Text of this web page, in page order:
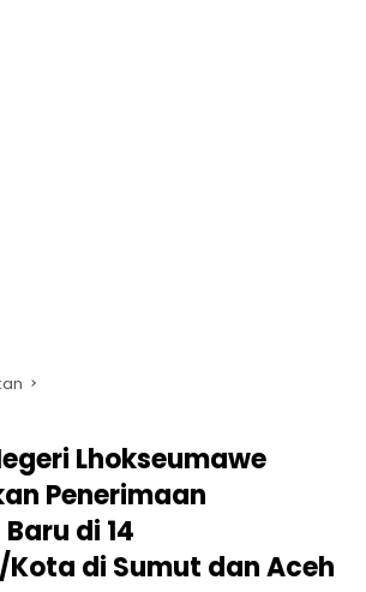
Lhokseumawe
Penerimaan
di 14
di Sumut dan Aceh